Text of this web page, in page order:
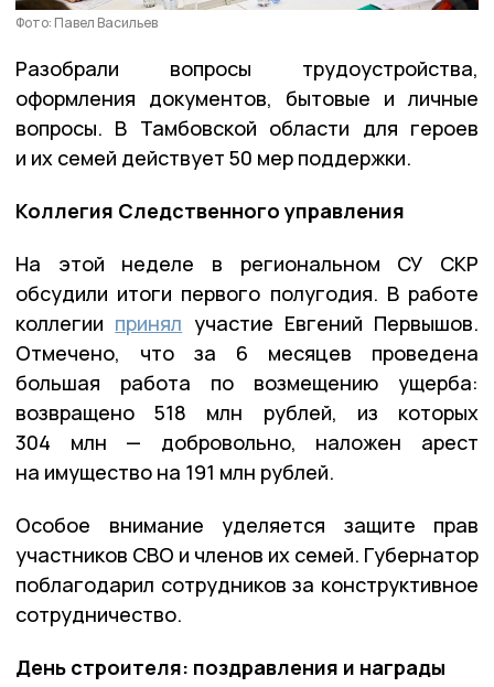
Фото: Павел Васильев
Разобрали вопросы трудоустройства,
оформления документов, бытовые и личные
вопросы. В Тамбовской области для героев
и их семей действует 50 мер поддержки.
Коллегия Следственного управления
На этой неделе в региональном СУ СКР
обсудили итоги первого полугодия. В работе
коллегии принял участие Евгений Первышов.
Отмечено, что за 6 месяцев проведена
большая работа по возмещению ущерба:
возвращено 518 млн рублей, из которых
304 млн — добровольно, наложен арест
на имущество на 191 млн рублей.
Особое внимание уделяется защите прав
участников СВО и членов их семей. Губернатор
поблагодарил сотрудников за конструктивное
сотрудничество.
День строителя: поздравления и награды